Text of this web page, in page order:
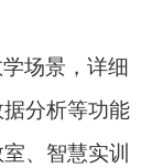
场景，详细
分析等功能
、智慧实训